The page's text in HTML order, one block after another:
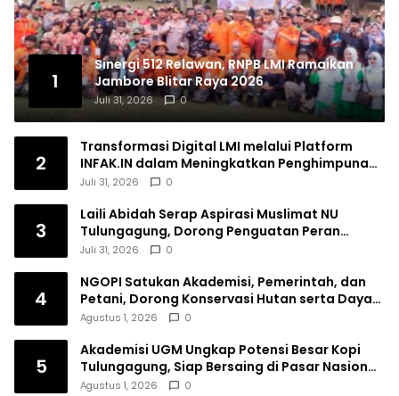
1
Sinergi 512 Relawan, RNPB LMI Ramaikan
Jambore Blitar Raya 2026
Juli 31, 2026 0
2
Transformasi Digital LMI melalui Platform
INFAK.IN dalam Meningkatkan Penghimpunan
Dana Filantropi Islam
Juli 31, 2026 0
3
Laili Abidah Serap Aspirasi Muslimat NU
Tulungagung, Dorong Penguatan Peran
Perempuan
Juli 31, 2026 0
4
NGOPI Satukan Akademisi, Pemerintah, dan
Petani, Dorong Konservasi Hutan serta Daya
Saing Kopi Tulungagung
Agustus 1, 2026 0
5
Akademisi UGM Ungkap Potensi Besar Kopi
Tulungagung, Siap Bersaing di Pasar Nasional
hingga Dunia
Agustus 1, 2026 0